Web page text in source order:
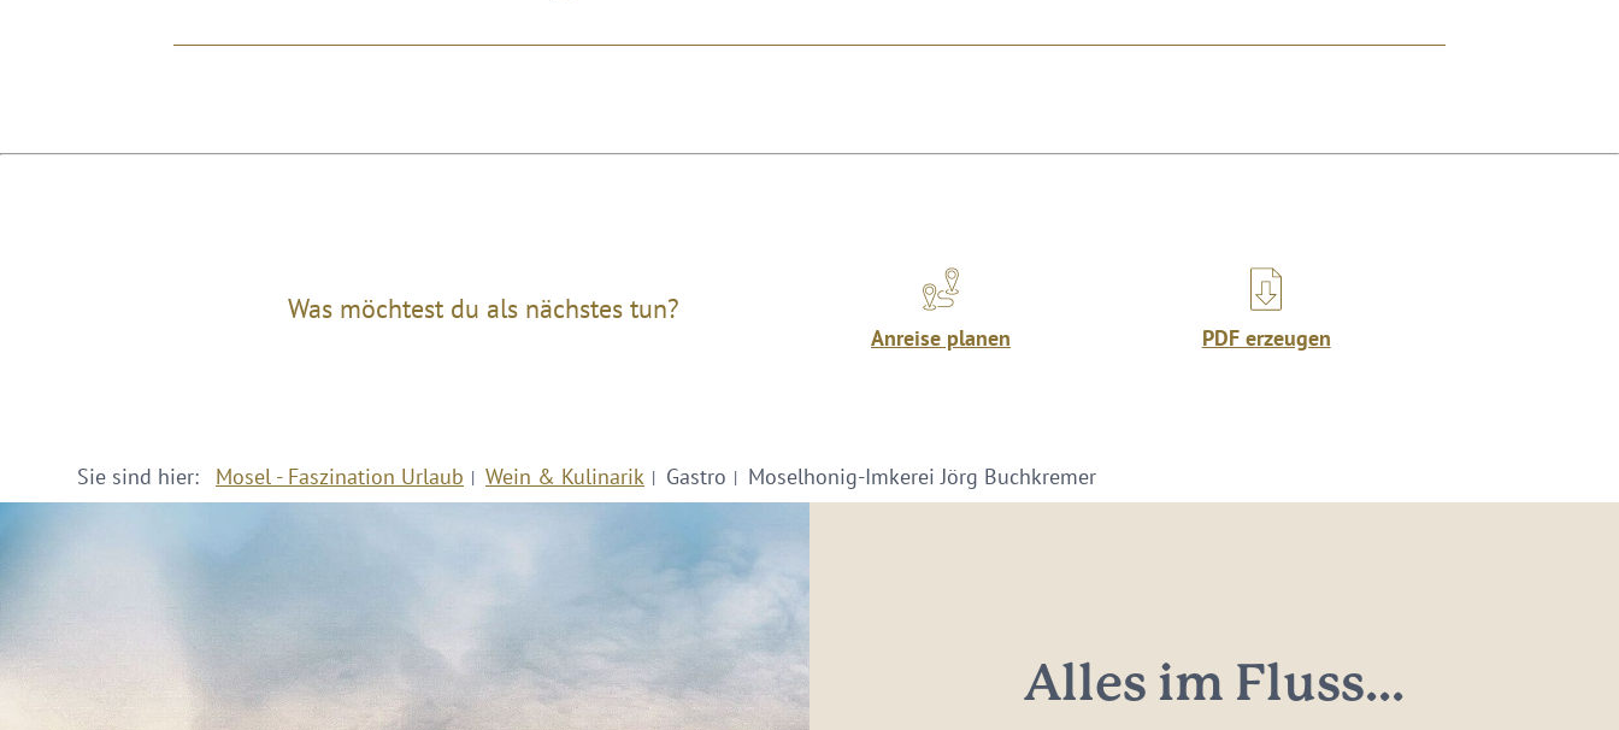
Was möchtest du als nächstes tun?
Anreise planen PDF erzeugen
Sie sind hier: Mosel - Faszination Urlaub Wein & Kulinarik Gastro Moselhonig-Imkerei Jörg Buchkremer
Alles im Fluss...